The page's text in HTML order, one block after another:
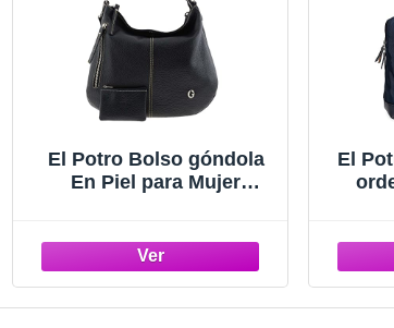
El Potro Bolso góndola
En Piel para Mujer
El